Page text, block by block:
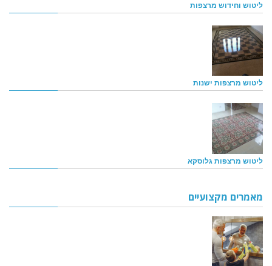
ליטוש וחידוש מרצפות
ליטוש מרצפות ישנות
ליטוש מרצפות גלוסקא
מאמרים מקצועיים